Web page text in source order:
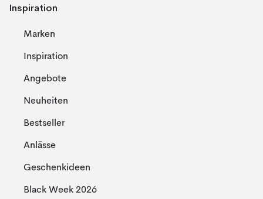
Inspiration
Marken
Inspiration
Angebote
Neuheiten
Bestseller
Anlässe
Geschenkideen
Black Week 2026